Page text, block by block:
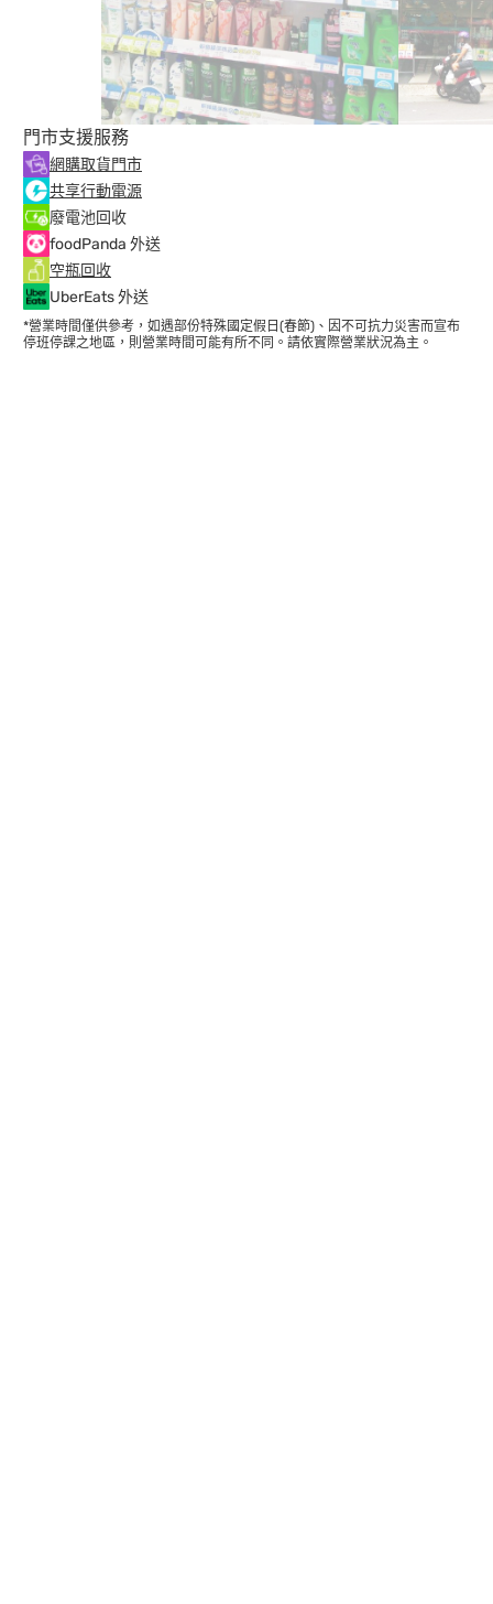
門市支援服務
網購取貨門市
共享行動電源
廢電池回收
foodPanda 外送
空瓶回收
UberEats 外送
*營業時間僅供參考，如遇部份特殊國定假日(春節)、因不可抗力災害而宣布
停班停課之地區，則營業時間可能有所不同。請依實際營業狀況為主。